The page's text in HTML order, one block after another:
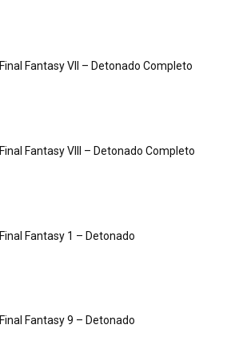
Final Fantasy VII – Detonado Completo
Final Fantasy VIII – Detonado Completo
Final Fantasy 1 – Detonado
Final Fantasy 9 – Detonado